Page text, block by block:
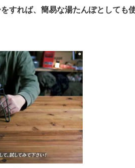
すれば、簡易な湯たんぽとしても